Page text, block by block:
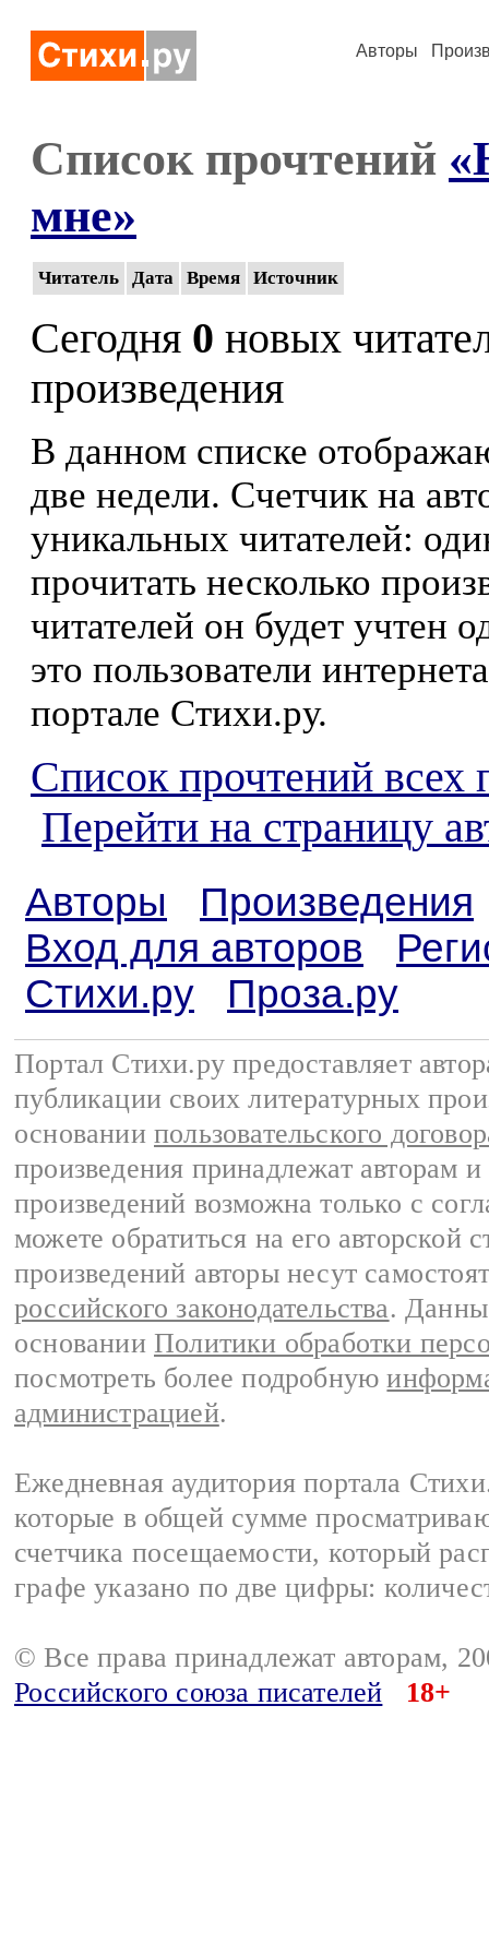
Авторы
Список прочтений
мне»
Читатель Дата Время Источник
Сегодня 0 новых
произведения
В данном списке
две недели. Счетчик на
уникальных читателей:
прочитать несколько
читателей он будет учтен
это пользователи
портале Стихи.ру.
Список прочтений всех
Перейти на страницу
Авторы
Произведения
Вход для авторов
Стихи.ру
Проза.ру
Портал Стихи.ру предоставляет
публикации своих литературных
основании пользовательского
произведения принадлежат авторам
произведений возможна только с
можете обратиться на его авторской
произведений авторы несут
российского законодательства.
основании Политики обработки
посмотреть более подробную
администрацией.
Ежедневная аудитория портала
которые в общей сумме
счетчика посещаемости, который
графе указано по две цифры:
© Все права принадлежат авторам,
Российского союза писателей
18+